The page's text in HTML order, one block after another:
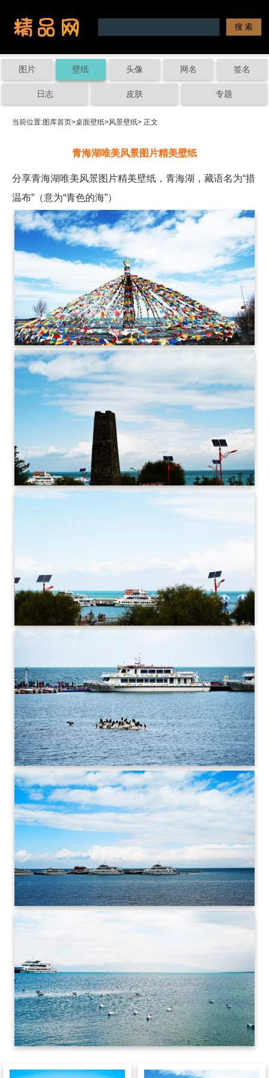
图片 壁纸 头像 网名 签名
日志 皮肤 专题
当前位置:图库首页>桌面壁纸>风景壁纸> 正文
青海湖唯美风景图片精美壁纸
分享青海湖唯美风景图片精美壁纸，青海湖，藏语名为“措
温布”（意为“青色的海”）